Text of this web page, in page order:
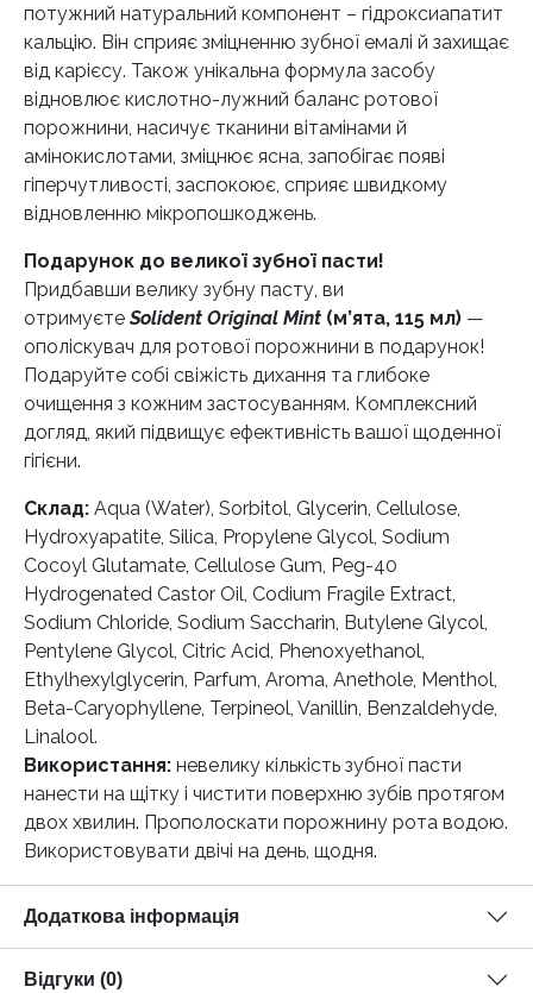
потужний натуральний компонент – гідроксиапатит
кальцію. Він сприяє зміцненню зубної емалі й захищає
від карієсу. Також унікальна формула засобу
відновлює кислотно-лужний баланс ротової
порожнини, насичує тканини вітамінами й
амінокислотами, зміцнює ясна, запобігає появі
гіперчутливості, заспокоює, сприяє швидкому
відновленню мікропошкоджень.
Подарунок до великої зубної пасти!
Придбавши велику зубну пасту, ви
отримуєтеSolident Original Mint (м’ята, 115 мл) —
ополіскувач для ротової порожнини в подарунок!
Подаруйте собі свіжість дихання та глибоке
очищення з кожним застосуванням. Комплексний
догляд, який підвищує ефективність вашої щоденної
гігієни.
Склад: Aqua (Water), Sorbitol, Glycerin, Cellulose,
Hydroxyapatite, Silica, Propylene Glycol, Sodium
Cocoyl Glutamate, Cellulose Gum, Peg-40
Hydrogenated Castor Oil, Codium Fragile Extract,
Sodium Chloride, Sodium Saccharin, Butylene Glycol,
Pentylene Glycol, Citric Acid, Phenoxyethanol,
Ethylhexylglycerin, Parfum, Aroma, Anethole, Menthol,
Beta-Caryophyllene, Terpineol, Vanillin, Benzaldehyde,
Linalool.
Використання: невелику кількість зубної пасти
нанести на щітку і чистити поверхню зубів протягом
двох хвилин. Прополоскати порожнину рота водою.
Використовувати двічі на день, щодня.
Додаткова інформація
Відгуки (0)